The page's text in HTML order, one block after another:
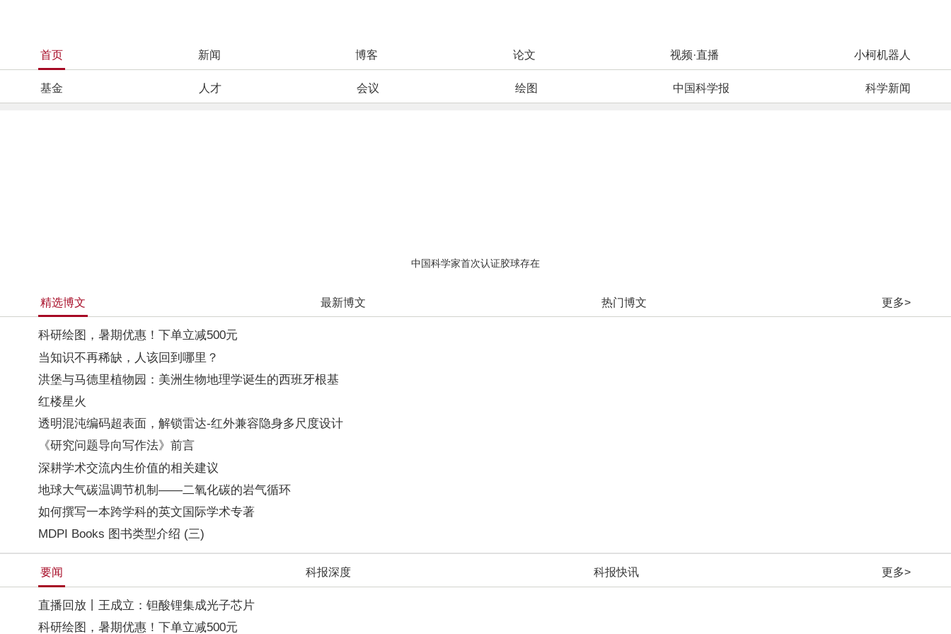
首页 新闻 博客 论文 视频·直播 小柯机器人
基金 人才 会议 绘图 中国科学报 科学新闻
中国科学家首次认证胶球存在
精选博文 最新博文 热门博文 更多>
科研绘图，暑期优惠！下单立减500元
当知识不再稀缺，人该回到哪里？
洪堡与马德里植物园：美洲生物地理学诞生的西班牙根基
红楼星火
透明混沌编码超表面，解锁雷达-红外兼容隐身多尺度设计
《研究问题导向写作法》前言
深耕学术交流内生价值的相关建议
地球大气碳温调节机制——二氧化碳的岩气循环
如何撰写一本跨学科的英文国际学术专著
MDPI Books 图书类型介绍 (三)
要闻 科报深度 科报快讯 更多>
直播回放丨王成立：钽酸锂集成光子芯片
科研绘图，暑期优惠！下单立减500元